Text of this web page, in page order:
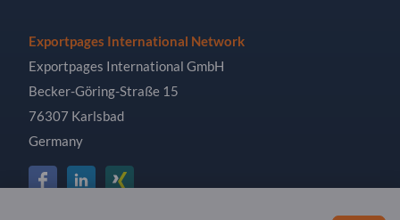
Exportpages International Network
Exportpages International GmbH
Becker-Göring-Straße 15
76307 Karlsbad
Germany